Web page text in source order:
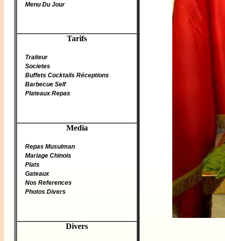
Menu Du Jour
Tarifs
Traiteur
Societes
Buffets Cocktails Réceptions
Barbecue Self
Plateaux Repas
Media
Repas Musulman
Mariage Chinois
Plats
Gateaux
Nos References
Photos Divers
Divers